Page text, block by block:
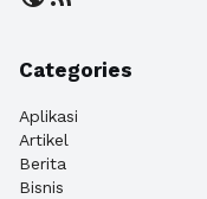
Categories
Aplikasi
Artikel
Berita
Bisnis